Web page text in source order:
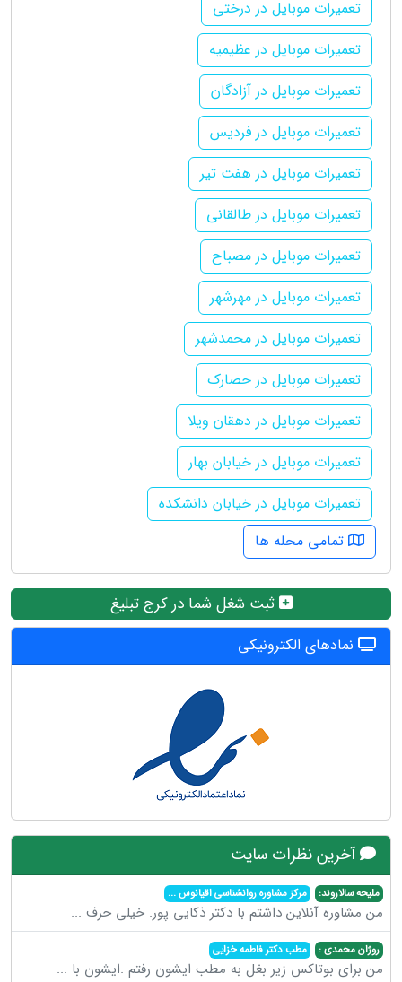
تعمیرات موبایل در درختی
تعمیرات موبایل در عظیمیه
تعمیرات موبایل در آزادگان
تعمیرات موبایل در فردیس
تعمیرات موبایل در هفت تیر
تعمیرات موبایل در طالقانی
تعمیرات موبایل در مصباح
تعمیرات موبایل در مهرشهر
تعمیرات موبایل در محمدشهر
تعمیرات موبایل در حصارک
تعمیرات موبایل در دهقان ویلا
تعمیرات موبایل در خیابان بهار
تعمیرات موبایل در خیابان دانشکده
تمامی محله ها
ثبت شغل شما در کرج تبلیغ
نمادهای الکترونیکی
آخرین نظرات سایت
ملیحه سالاروند: مرکز مشاوره روانشناسی اقیانوس...
من مشاوره آنلاین داشتم با دکتر ذکایی پور. خیلی حرف ...
روژان محمدی : مطب دکتر فاطمه خزایی
من برای بوتاکس زیر بغل به مطب ایشون رفتم .ایشون با ...